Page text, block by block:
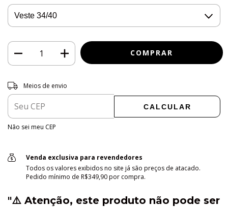
Entregas para o CEP:
Meios de envio
CALCULAR
Não sei meu CEP
Venda exclusiva para revendedores
Todos os valores exibidos no site já são preços de atacado.
Pedido mínimo de R$349,90 por compra.
"⚠️ Atenção, este produto não pode ser